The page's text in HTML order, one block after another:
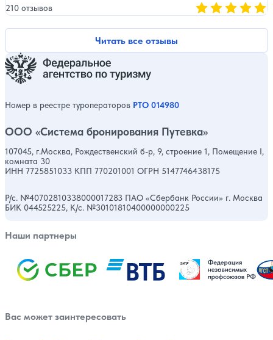
Читать все отзывы
210 отзывов
Номер в реестре туроператоров РТО 014980
ООО «Система бронирования Путевка»
107045, г.Москва, Рождественский б-р, 9, строение 1, Помещение I,
комната 30
ИНН 7725851033 КПП 770201001 ОГРН 5147746438175
Р/с. №40702810338000017283 ПАО «Сбербанк России» г. Москва
БИК 044525225, К/с. №30101810400000000225
Наши партнеры
Вас может заинтересовать